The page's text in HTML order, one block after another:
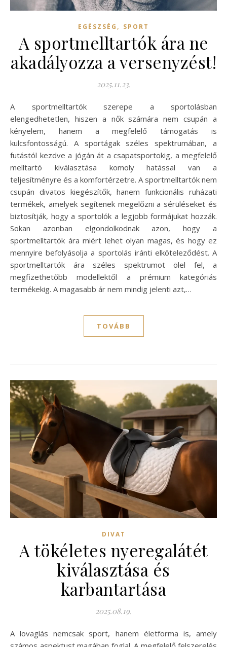
EGÉSZSÉG , SPORT
A sportmelltartók ára ne
akadályozza a versenyzést!
2025.11.23.
A sportmelltartók szerepe a sportolásban
elengedhetetlen, hiszen a nők számára nem csupán a
kényelem, hanem a megfelelő támogatás is
kulcsfontosságú. A sportágak széles spektrumában, a
futástól kezdve a jógán át a csapatsportokig, a megfelelő
melltartó kiválasztása komoly hatással van a
teljesítményre és a komfortérzetre. A sportmelltartók nem
csupán divatos kiegészítők, hanem funkcionális ruházati
termékek, amelyek segítenek megelőzni a sérüléseket és
biztosítják, hogy a sportolók a legjobb formájukat hozzák.
Sokan azonban elgondolkodnak azon, hogy a
sportmelltartók ára miért lehet olyan magas, és hogy ez
mennyire befolyásolja a sportolás iránti elköteleződést. A
sportmelltartók ára széles spektrumot ölel fel, a
megfizethetőbb modellektől a prémium kategóriás
termékekig. A magasabb ár nem mindig jelenti azt,…
TOVÁBB
DIVAT
A tökéletes nyeregalátét
kiválasztása és
karbantartása
2025.08.19.
A lovaglás nemcsak sport, hanem életforma is, amely